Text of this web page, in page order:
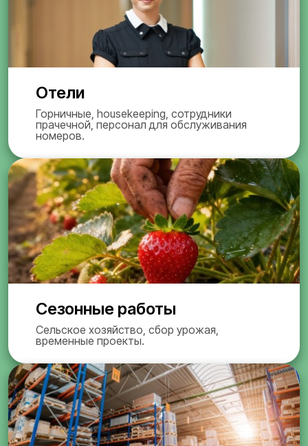
Отели
Горничные, housekeeping, сотрудники
прачечной, персонал для обслуживания
номеров.
Сезонные работы
Сельское хозяйство, сбор урожая,
временные проекты.